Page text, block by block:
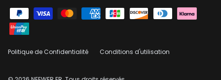
Politique de Confidentialité Conditions d'utilisation